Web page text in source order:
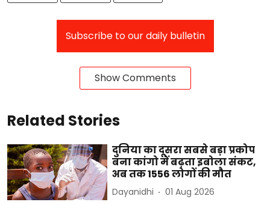
Subscribe to our daily bulletin
Show Comments
Related Stories
दुनिया का दूसरा सबसे बड़ा प्रकोप
बना कांगो में बढ़ता इबोला संकट,
अब तक 1556 लोगों की मौत
Dayanidhi 01 Aug 2026